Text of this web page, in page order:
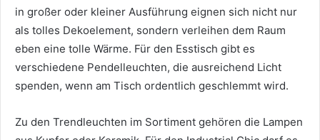
in großer oder kleiner Ausführung eignen sich nicht nur
als tolles Dekoelement, sondern verleihen dem Raum
eben eine tolle Wärme. Für den Esstisch gibt es
verschiedene Pendelleuchten, die ausreichend Licht
spenden, wenn am Tisch ordentlich geschlemmt wird.
Zu den Trendleuchten im Sortiment gehören die Lampen